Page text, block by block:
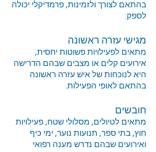
בהתאם לצורך ולזמינות, פרמדיקלי יכולה
לספק:
מגישי עזרה ראשונה
מתאים לפעילויות פשוטות יחסית,
אירועים קלים או מצבים שבהם הדרישה
היא לנוכחות של איש עזרה ראשונה
בהתאם לאופי הפעילות.
חובשים
מתאים לטיולים, מסלולי שטח, פעילויות
חוץ, בתי ספר, תנועות נוער, ימי כיף
ואירועים שבהם נדרש מענה רפואי